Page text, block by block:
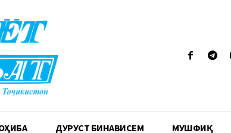
ДУРУСТ БИНАВИСЕМ МУШФИҚӢ